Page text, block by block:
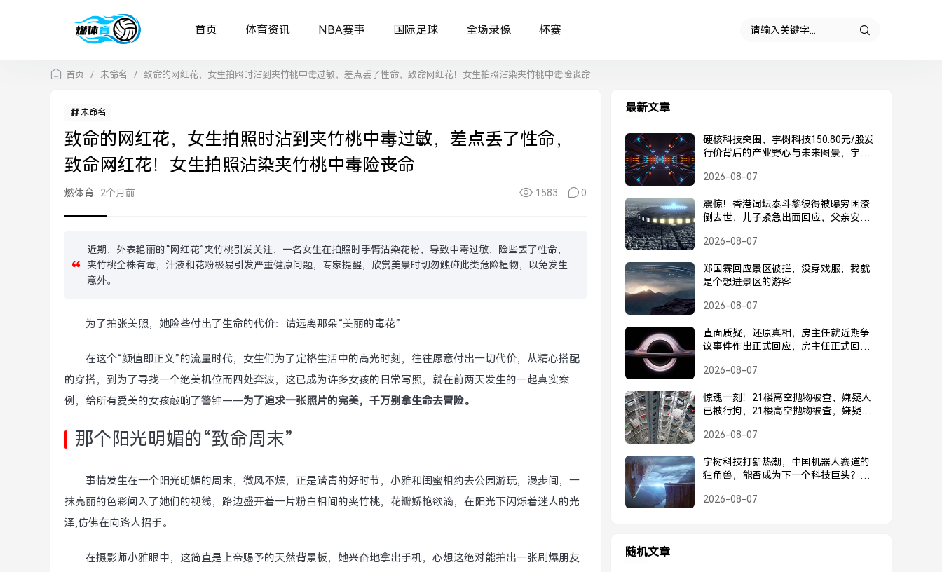
首页 体育资讯 NBA赛事 国际足球 全场录像 杯赛
首页 / 未命名 / 致命的网红花，女生拍照时沾到夹竹桃中毒过敏，差点丢了性命，致命网红花！女生拍照沾染夹竹桃中毒险丧命
未命名
致命的网红花，女生拍照时沾到夹竹桃中毒过敏，差点丢了性命，
致命网红花！女生拍照沾染夹竹桃中毒险丧命
燃体育 2个月前 1583 0
近期，外表艳丽的“网红花”夹竹桃引发关注，一名女生在拍照时手臂沾染花粉，导致中毒过敏，险些丢了性命，
夹竹桃全株有毒，汁液和花粉极易引发严重健康问题，专家提醒，欣赏美景时切勿触碰此类危险植物，以免发生
意外。
为了拍张美照，她险些付出了生命的代价：请远离那朵“美丽的毒花”
在这个“颜值即正义”的流量时代，女生们为了定格生活中的高光时刻，往往愿意付出一切代价，从精心搭配
的穿搭，到为了寻找一个绝美机位而四处奔波，这已成为许多女孩的日常写照，就在前两天发生的一起真实案
例，给所有爱美的女孩敲响了警钟——为了追求一张照片的完美，千万别拿生命去冒险。
那个阳光明媚的“致命周末”
事情发生在一个阳光明媚的周末，微风不燥，正是踏青的好时节，小雅和闺蜜相约去公园游玩，漫步间，一
抹亮丽的色彩闯入了她们的视线，路边盛开着一片粉白相间的夹竹桃，花瓣娇艳欲滴，在阳光下闪烁着迷人的光
泽,仿佛在向路人招手。
在摄影师小雅眼中，这简直是上帝赐予的天然背景板，她兴奋地拿出手机，心想这绝对能拍出一张刷爆朋友
最新文章
硬核科技突围，宇树科技150.80元/股发
行价背后的产业野心与未来图景，宇树
背后的产业野心与未来图景
2026-08-07
震惊！香港词坛泰斗黎彼得被曝穷困潦
倒去世，儿子紧急出面回应，父亲安
紧急回应，父亲安好并未离世
2026-08-07
郑国霖回应景区被拦，没穿戏服，我就
是个想进景区的游客
2026-08-07
直面质疑，还原真相，房主任就近期争
议事件作出正式回应，房主任正式回应
2026-08-07
惊魂一刻！21楼高空抛物被查，嫌疑人
已被行拘，21楼高空抛物被查，嫌疑人
2026-08-07
宇树科技打新热潮，中国机器人赛道的
独角兽，能否成为下一个科技巨头？宇
否成为下一个科技巨头？
2026-08-07
随机文章